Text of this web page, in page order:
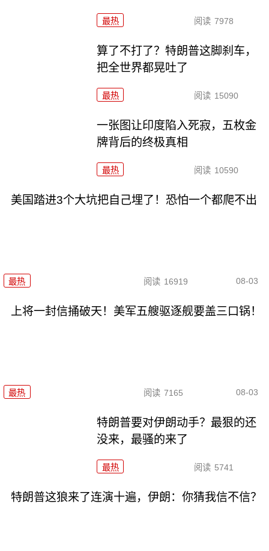
最热 阅读 7978
算了不打了？特朗普这脚刹车，
把全世界都晃吐了
最热 阅读 15090
一张图让印度陷入死寂，五枚金
牌背后的终极真相
最热 阅读 10590
美国踏进3个大坑把自己埋了！恐怕一个都爬不出
最热 阅读 16919 08-03
上将一封信捅破天！美军五艘驱逐舰要盖三口锅！
最热 阅读 7165 08-03
特朗普要对伊朗动手？最狠的还
没来，最骚的来了
最热 阅读 5741
特朗普这狼来了连演十遍，伊朗：你猜我信不信？